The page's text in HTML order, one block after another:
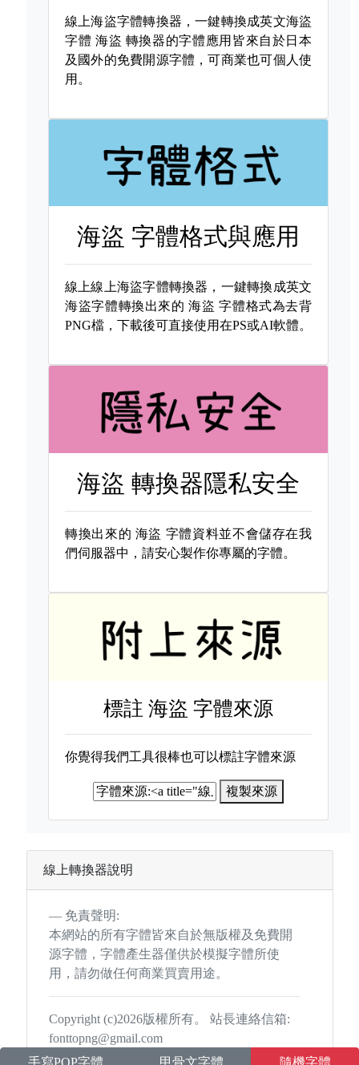
線上海盜字體轉換器，一鍵轉換成英文海盜
字體 海盜 轉換器的字體應用皆來自於日本
及國外的免費開源字體，可商業也可個人使
用。
海盜 字體格式與應用
線上線上海盜字體轉換器，一鍵轉換成英文
海盜字體轉換出來的海盜 字體格式為去背
PNG檔，下載後可直接使用在PS或AI軟體。
海盜 轉換器隱私安全
轉換出來的 海盜 字體資料並不會儲存在我
們伺服器中，請安心製作你專屬的字體。
標註海盜 字體來源
你覺得我們工具很棒也可以標註字體來源
複製來源
線上轉換器說明
免責聲明:
本網站的所有字體皆來自於無版權及免費開
源字體，字體產生器僅供於模擬字體所使
用，請勿做任何商業買賣用途。
Copyright (c)2026版權所有。 站長連絡信箱:
fonttopng@gmail.com
手寫POP字體
甲骨文字體 隨機字體